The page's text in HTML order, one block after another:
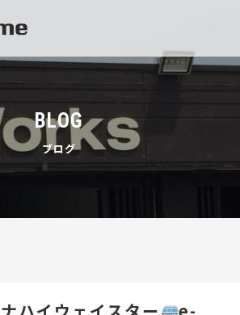
BLOG
ブログ
ハイウェイスター
e-